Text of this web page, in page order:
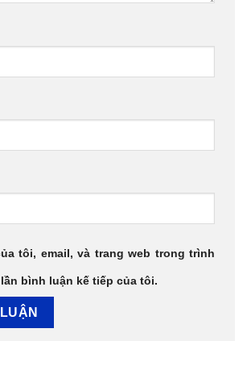
tôi, email, và trang web trong trình
bình luận kế tiếp của tôi.